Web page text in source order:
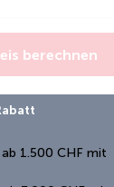
berechnen